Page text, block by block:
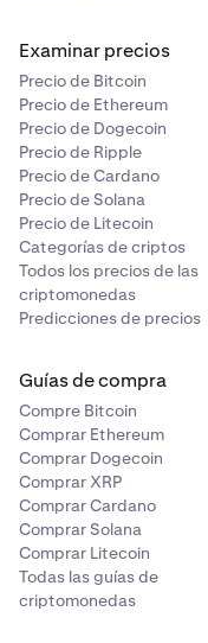
Examinar precios
Precio de Bitcoin
Precio de Ethereum
Precio de Dogecoin
Precio de Ripple
Precio de Cardano
Precio de Solana
Precio de Litecoin
Categorías de criptos
Todos los precios de las
criptomonedas
Predicciones de precios
Guías de compra
Compre Bitcoin
Comprar Ethereum
Comprar Dogecoin
Comprar XRP
Comprar Cardano
Comprar Solana
Comprar Litecoin
Todas las guías de
criptomonedas